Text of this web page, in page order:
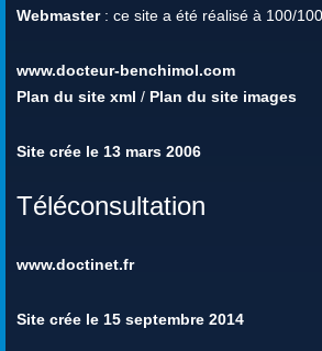
Webmaster: ce site a été réalisé à 100/
www.docteur-benchimol.com
Plan du site xml / Plan du site images
Site crée le 13 mars 2006
Téléconsultation
www.doctinet.fr
Site crée le 15 septembre 2014